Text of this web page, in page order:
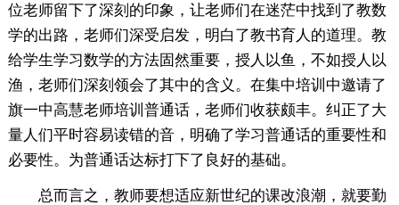
位老师留下了深刻的印象，让老师们在迷茫中找到了教数
学的出路，老师们深受启发，明白了教书育人的道理。教
给学生学习数学的方法固然重要，授人以鱼，不如授人以
渔，老师们深刻领会了其中的含义。在集中培训中邀请了
旗一中高慧老师培训普通话，老师们收获颇丰。纠正了大
量人们平时容易读错的音，明确了学习普通话的重要性和
必要性。为普通话达标打下了良好的基础。
总而言之，教师要想适应新世纪的课改浪潮，就要勤